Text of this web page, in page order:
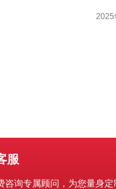
用
推广
2025
服
咨询专属顾问，为您量身